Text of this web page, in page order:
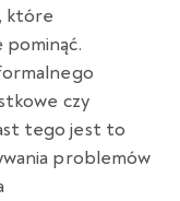
które
czy
tego jest to
problemów